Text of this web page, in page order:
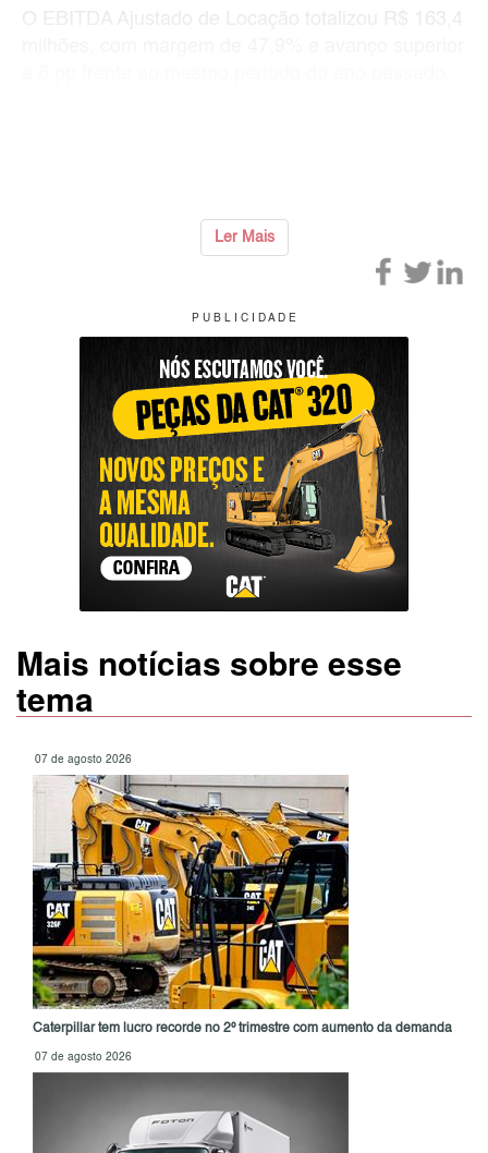
Ler Mais
P U B L I C I D A D E
Mais notícias sobre esse
tema
07 de agosto 2026
Caterpillar tem lucro recorde no 2º trimestre com aumento da demanda
07 de agosto 2026